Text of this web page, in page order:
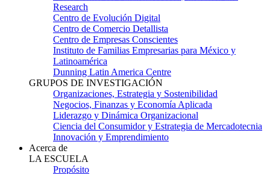
Research
Centro de Evolución Digital
Centro de Comercio Detallista
Centro de Empresas Conscientes
Instituto de Familias Empresarias para México y
Latinoamérica
Dunning Latin America Centre
GRUPOS DE INVESTIGACIÓN
Organizaciones, Estrategia y Sostenibilidad
Negocios, Finanzas y Economía Aplicada
Liderazgo y Dinámica Organizacional
Ciencia del Consumidor y Estrategia de Mercadotecnia
Innovación y Emprendimiento
Acerca de
LA ESCUELA
Propósito